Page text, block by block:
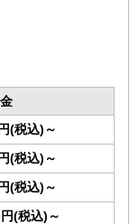
円(税込)～
円(税込)～
円(税込)～
円(税込)～